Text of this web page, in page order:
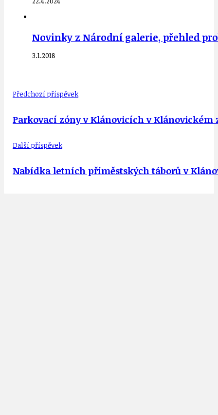
Novinky z Národní galerie, přehled
3.1.2018
Předchozí příspěvek
Parkovací zóny v Klánovicích v Klánovickém
Další příspěvek
Nabídka letních příměstských táborů v